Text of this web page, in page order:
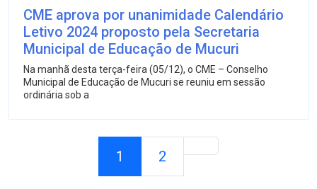
CME aprova por unanimidade Calendário
Letivo 2024 proposto pela Secretaria
Municipal de Educação de Mucuri
Na manhã desta terça-feira (05/12), o CME – Conselho
Municipal de Educação de Mucuri se reuniu em sessão
ordinária sob a
1 2